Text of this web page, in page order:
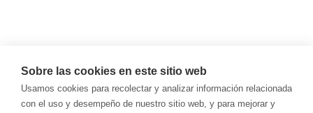
Sobre las cookies en este sitio web
Usamos cookies para recolectar y analizar información relacionada
con el uso y desempeño de nuestro sitio web, y para mejorar y